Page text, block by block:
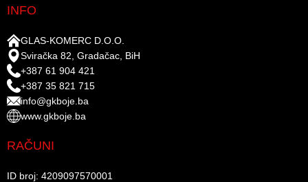
INFO
GLAS-KOMERC D.O.O.
Sviračka 82, Gradačac, BiH
+387 61 904 421
+387 35 821 715
info@gkboje.ba
www.gkboje.ba
RAČUNI
ID broj: 4209097570001​